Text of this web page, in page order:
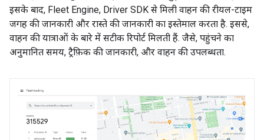
इसके बाद, Fleet Engine, Driver SDK से मिली वाहन की रीयल-टाइम
जगह की जानकारी और रास्ते की जानकारी का इस्तेमाल करता है. इससे,
वाहन की यात्राओं के बारे में सटीक रिपोर्ट मिलती हैं. जैसे, पहुंचने का
अनुमानित समय, ट्रैफ़िक की जानकारी, और वाहन की उपलब्धता.